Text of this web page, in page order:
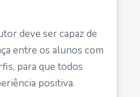
deve ser capaz de
entre os alunos com
para que todos
positiva.